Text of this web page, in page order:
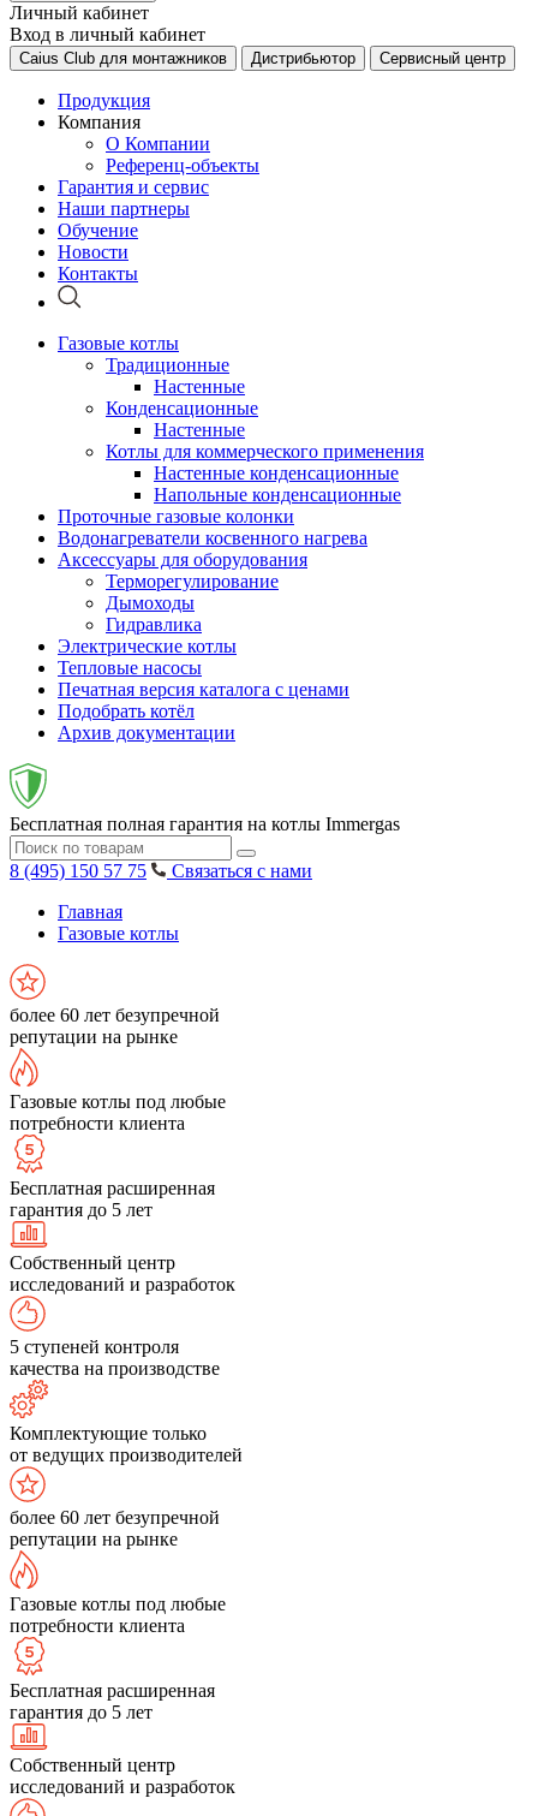
Личный кабинет
Вход в личный кабинет
Caius Club для монтажников Дистрибьютор Сервисный центр
Продукция
Компания
О Компании
Референц-объекты
Гарантия и сервис
Наши партнеры
Обучение
Новости
Контакты
Газовые котлы
Традиционные
Настенные
Конденсационные
Настенные
Котлы для коммерческого применения
Настенные конденсационные
Напольные конденсационные
Проточные газовые колонки
Водонагреватели косвенного нагрева
Аксессуары для оборудования
Терморегулирование
Дымоходы
Гидравлика
Электрические котлы
Тепловые насосы
Печатная версия каталога с ценами
Подобрать котёл
Архив документации
Бесплатная полная гарантия на котлы Immergas
8 (495) 150 57 75
Связаться с нами
Главная
Газовые котлы
более 60 лет безупречной
репутации на рынке
Газовые котлы под любые
потребности клиента
Бесплатная расширенная
гарантия до 5 лет
Собственный центр
исследований и разработок
5 ступеней контроля
качества на производстве
Комплектующие только
от ведущих производителей
более 60 лет безупречной
репутации на рынке
Газовые котлы под любые
потребности клиента
Бесплатная расширенная
гарантия до 5 лет
Собственный центр
исследований и разработок